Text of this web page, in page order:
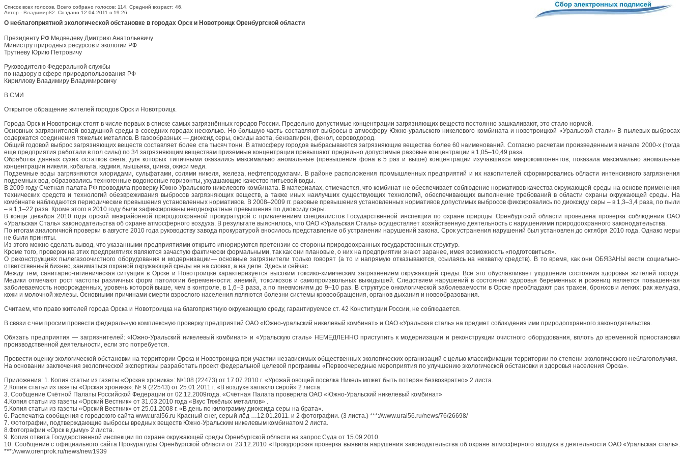
Список всех голосов. Всего собрано голосов: 114. Средний возраст: 46.
Автор - Владимир82. Создано 12.04 2011 в 19:26
О неблагоприятной экологической обстановке в городах Орск и Новотроицк Оренбургской области
Президенту РФ Медведеву Дмитрию Анатольевичу
Министру природных ресурсов и экологии РФ
Трутневу Юрию Петровичу
Руководителю Федеральной службы
по надзору в сфере природопользования РФ
Кириллову Владимиру Владимировичу
В СМИ
Открытое обращение жителей городов Орск и Новотроицк.
Города Орск и Новотроицк стоят в числе первых в списке самых загрязнённых городов России. Предельно допустимые концентрации загрязняющих веществ постоянно зашкаливают, это стало нормой.
Основных загрязнителей воздушной среды в соседних городах несколько. Но большую часть составляют выбросы в атмосферу Южно-уральского никелевого комбината и новотроицкой «Уральской стали» В пылевых выбросах
содержатся соединения тяжелых металлов. В газообразных — диоксид серы, оксиды азота, бензапирен, фенол, сероводород.
Общий годовой выброс загрязняющих веществ составляет более ста тысяч тонн. В атмосферу городов выбрасываются загрязняющие вещества более 60 наименований. Согласно расчетам произведенным в начале 2000-х (тогда
еще предприятия работали в пол силы) по 34 загрязняющим веществам приземные концентрации превышают предельно допустимые разовые концентрации в 1,05–10,49 раза.
Обработка данных сухих остатков снега, для которых типичными оказались максимально аномальные (превышение фона в 5 раз и выше) концентрации изучавшихся микрокомпонентов, показала максимально аномальные
концентрации никеля, кобальта, кадмия, мышьяка, цинка, окиси меди.
Подземные воды загрязняются хлоридами, сульфатами, солями никеля, железа, нефтепродуктами. В районе расположения промышленных предприятий и их накопителей сформировались области интенсивного загрязнения
подземных вод, образовались техногенные водоносные горизонты, ухудшающие качество питьевой воды.
В 2009 году Счетная палата РФ проводила проверку Южно-Уральского никелевого комбината. В материалах, отмечается, что комбинат не обеспечивает соблюдение нормативов качества окружающей среды на основе применения
технических средств и технологий обезвреживания выбросов загрязняющих веществ, а также иных наилучших существующих технологий, обеспечивающих выполнение требований в области охраны окружающей среды. На
комбинате наблюдаются периодические превышения установленных нормативов. В 2008–2009 гг. разовые превышения установленных нормативов допустимых выбросов фиксировались по диоксиду серы – в 1,3–3,4 раза, по пыли
– в 1,1–22 раза. Кроме этого в 2010 году были зафиксированы неоднократные превышения по диоксиду серы.
В конце декабря 2010 года орской межрайонной природоохранной прокуратурой с привлечением специалистов Государственной инспекции по охране природы Оренбургской области проведена проверка соблюдения ОАО
«Уральская Сталь» законодательства об охране атмосферного воздуха. В результате выяснилось, что ОАО «Уральская Сталь» осуществляет хозяйственную деятельность с нарушениями природоохранного законодательства.
По итогам аналогичной проверки в августе 2010 года руководству завода прокуратурой вносилось представление об устранении нарушений закона. Срок устранения нарушений был установлен до октября 2010 года. Однако меры
не были приняты.
Из этого можно сделать вывод, что указанными предприятиями открыто игнорируются претензии со стороны природоохранных государственных структур.
Кроме того, проверки на этих предприятиях являются зачастую фактически формальными, так как они плановые, о них на предприятии знают заранее, имея возможность «подготовиться».
О реконструкциях пылегазоочистного оборудования и модернизации— основные загрязнители только говорят (а то и напрямую отказываются, ссылаясь на нехватку средств). В то время, как они ОБЯЗАНЫ вести социально-
ответственный бизнес, заниматься охраной окружающей среды не на словах, а на деле. Здесь и сейчас.
Между тем, санитарно-гигиеническая ситуация в Орске и Новотроицке характеризуется высоким токсико-химическим загрязнением окружающей среды. Все это обуславливает ухудшение состояния здоровья жителей города.
Медики отмечают рост частоты различных форм патологии беременности: анемий, токсикозов и самопроизвольных выкидышей. Следствием нарушений в состоянии здоровья беременных и рожениц является повышенная
заболеваемость новорожденных, уровень которой выше, чем в контроле, в 1,6–3 раза, а по пневмониям до 9–10 раз. В структуре онкологической заболеваемости в Орске преобладают рак трахеи, бронхов и легких; рак желудка,
кожи и молочной железы. Основными причинами смерти взрослого населения являются болезни системы кровообращения, органов дыхания и новообразования.
Считаем, что право жителей города Орска и Новотроицка на благоприятную окружающую среду, гарантируемое ст. 42 Конституции России, не соблюдается.
В связи с чем просим провести федеральную комплексную проверку предприятий ОАО «Южно-уральский никелевый комбинат» и ОАО «Уральская сталь» на предмет соблюдения ими природоохранного законодательства.
Обязать предприятия — загрязнителей: «Южно-Уральский никелевый комбинат» и «Уральскую сталь» НЕМЕДЛЕННО приступить к модернизации и реконструкции очистного оборудования, вплоть до временной приостановки
производственной деятельности, если это потребуется.
Провести оценку экологической обстановки на территории Орска и Новотроицка при участии независимых общественных экологических организаций с целью классификации территории по степени экологического неблагополучия.
На основании заключения экологической экспертизы разработать проект федеральной целевой программы «Первоочередные мероприятия по улучшению экологической обстановки и здоровья населения Орска».
Приложения: 1. Копия статьи из газеты «Орская хроника»: №108 (22473) от 17.07.2010 г. «Урожай овощей посёлка Никель может быть потерян безвозвратно» 2 листа.
2.Копия статьи из газеты «Орская хроника»: № 9 (22543) от 25.01.2011 г. «В воздухе запахло серой» 2 листа.
3. Сообщение Счётной Палаты Российской Федерации от 02.12.2009года. «Счётная Палата проверила ОАО «Южно-Уральский никелевый комбинат»
4.Копия статьи из газеты «Орский Вестник» от 31.03.2010 года «Вкус Тяжёлых металлов» .
5.Копия статьи из газеты «Орский Вестник» от 25.01.2008 г. «В день по килограмму диоксида серы на брата».
6. Распечатка сообщения с городского сайта www.ural56.ru Красный снег, серый лёд …12.01.2011. и 2 фотографии. (3 листа.) ***://www.ural56.ru/news/76/26698/
7. Фотографии, подтверждающие выбросы вредных веществ Южно-Уральским никелевым комбинатом 2 листа.
8.Фотографии «Орск в дыму» 2 листа.
9. Копия ответа Государственной инспекции по охране окружающей среды Оренбургской области на запрос Суда от 15.09.2010.
10. Сообщение с официального сайта Прокуратуры Оренбургской области от 23.12.2010 «Прокурорская проверка выявила нарушения законодательства об охране атмосферного воздуха в деятельности ОАО «Уральская сталь».
***://www.orenprok.ru/news/new1939